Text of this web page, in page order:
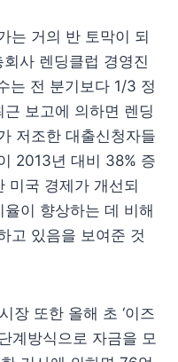
는 거의 반 토막이 되
사 렌딩클럽 경영진
는 전 분기보다 1/3 정
보고에 의하면 렌딩
저조한 대출신청자들
2013년 대비 38% 증
미국 경제가 개선되
이 향상하는 데 비해
고 있음을 보여준 것
장 또한 올해 초 ‘이즈
계방식으로 자금을 모